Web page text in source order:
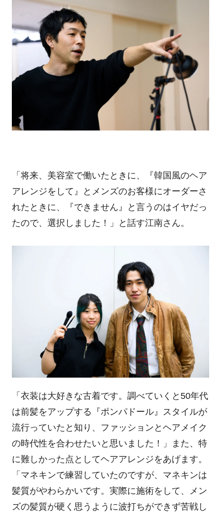
「将来、美容室で働いたときに、『韓国風のヘア
アレンジをして』とメンズのお客様にオーダーさ
れたときに、『できません』と言うのはイヤだっ
たので、選択しました！」と話す江南さん。
「衣装は大好きな古着です。調べていくと 50年代
は前髪をアップする『ポンパドール』スタイルが
流行っていたと知り、ファッションとヘアメイク
の時代性を合わせたいと思いました！」また、特
に難しかった点としてヘアアレンジをあげます。
「マネキンで練習していたのですが、マネキンは
髪質がやわらかいです。実際に施術をして、メン
ズの髪質が硬く思うように波打ちができず苦戦し